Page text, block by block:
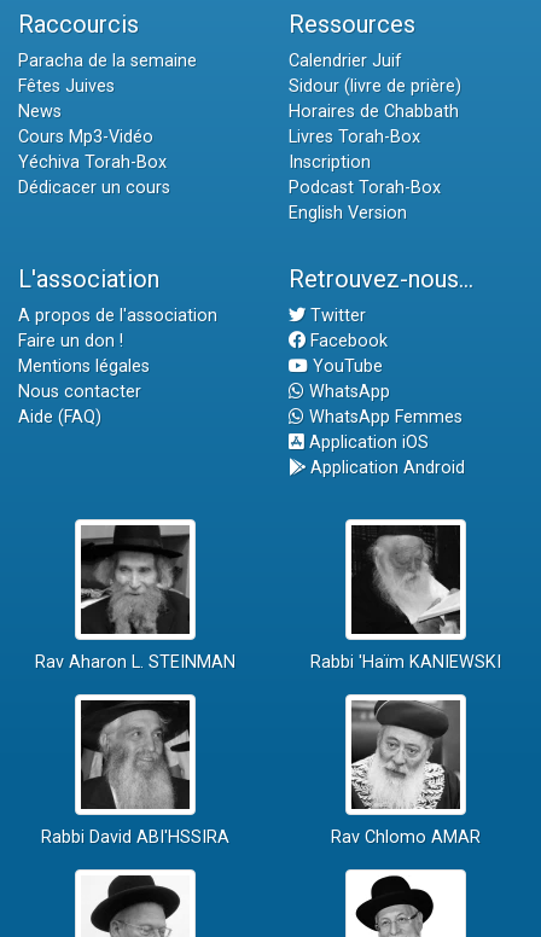
Raccourcis
Paracha de la semaine
Fêtes Juives
News
Cours Mp3-Vidéo
Yéchiva Torah-Box
Dédicacer un cours
Ressources
Calendrier Juif
Sidour (livre de prière)
Horaires de Chabbath
Livres Torah-Box
Inscription
Podcast Torah-Box
English Version
L'association
A propos de l'association
Faire un don !
Mentions légales
Nous contacter
Aide (FAQ)
Retrouvez-nous...
Twitter
Facebook
YouTube
WhatsApp
WhatsApp Femmes
Application iOS
Application Android
Rav Aharon L. STEINMAN Rabbi 'Haïm KANIEWSKI
Rabbi David ABI'HSSIRA Rav Chlomo AMAR